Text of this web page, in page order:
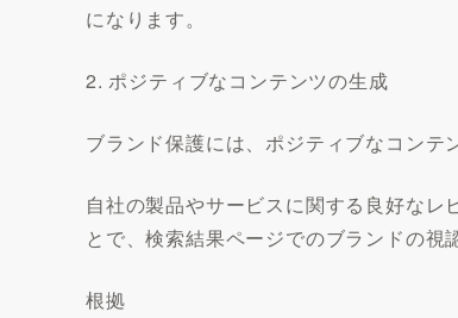
になります。
2. ポジティブなコンテンツの生成
ブランド保護には、ポジティブなコンテ
自社の製品やサービスに関する良好な
とで、検索結果ページでのブランドの視
根拠